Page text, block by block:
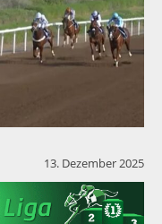
13. Dezember 2025